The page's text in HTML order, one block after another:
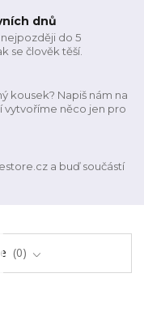
dnů
do 5
se člověk těší.
kousek? Napiš nám na
vytvoříme něco jen pro
a buď součástí
0